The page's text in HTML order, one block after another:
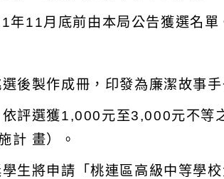
年11月底前由本局公告獲選名單
後製作成冊，印發為廉潔故事手
依評選獲1,000元至3,000元不等
計 畫）。
生將申請「桃連區高級中等學